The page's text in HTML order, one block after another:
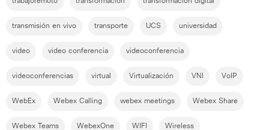
transmisión en vivo transporte UCS universidad
video video conferencia videoconferencia
videoconferencias virtual Virtualización VNI VoIP
WebEx Webex Calling webex meetings Webex Share
Webex Teams WebexOne WIFI Wireless